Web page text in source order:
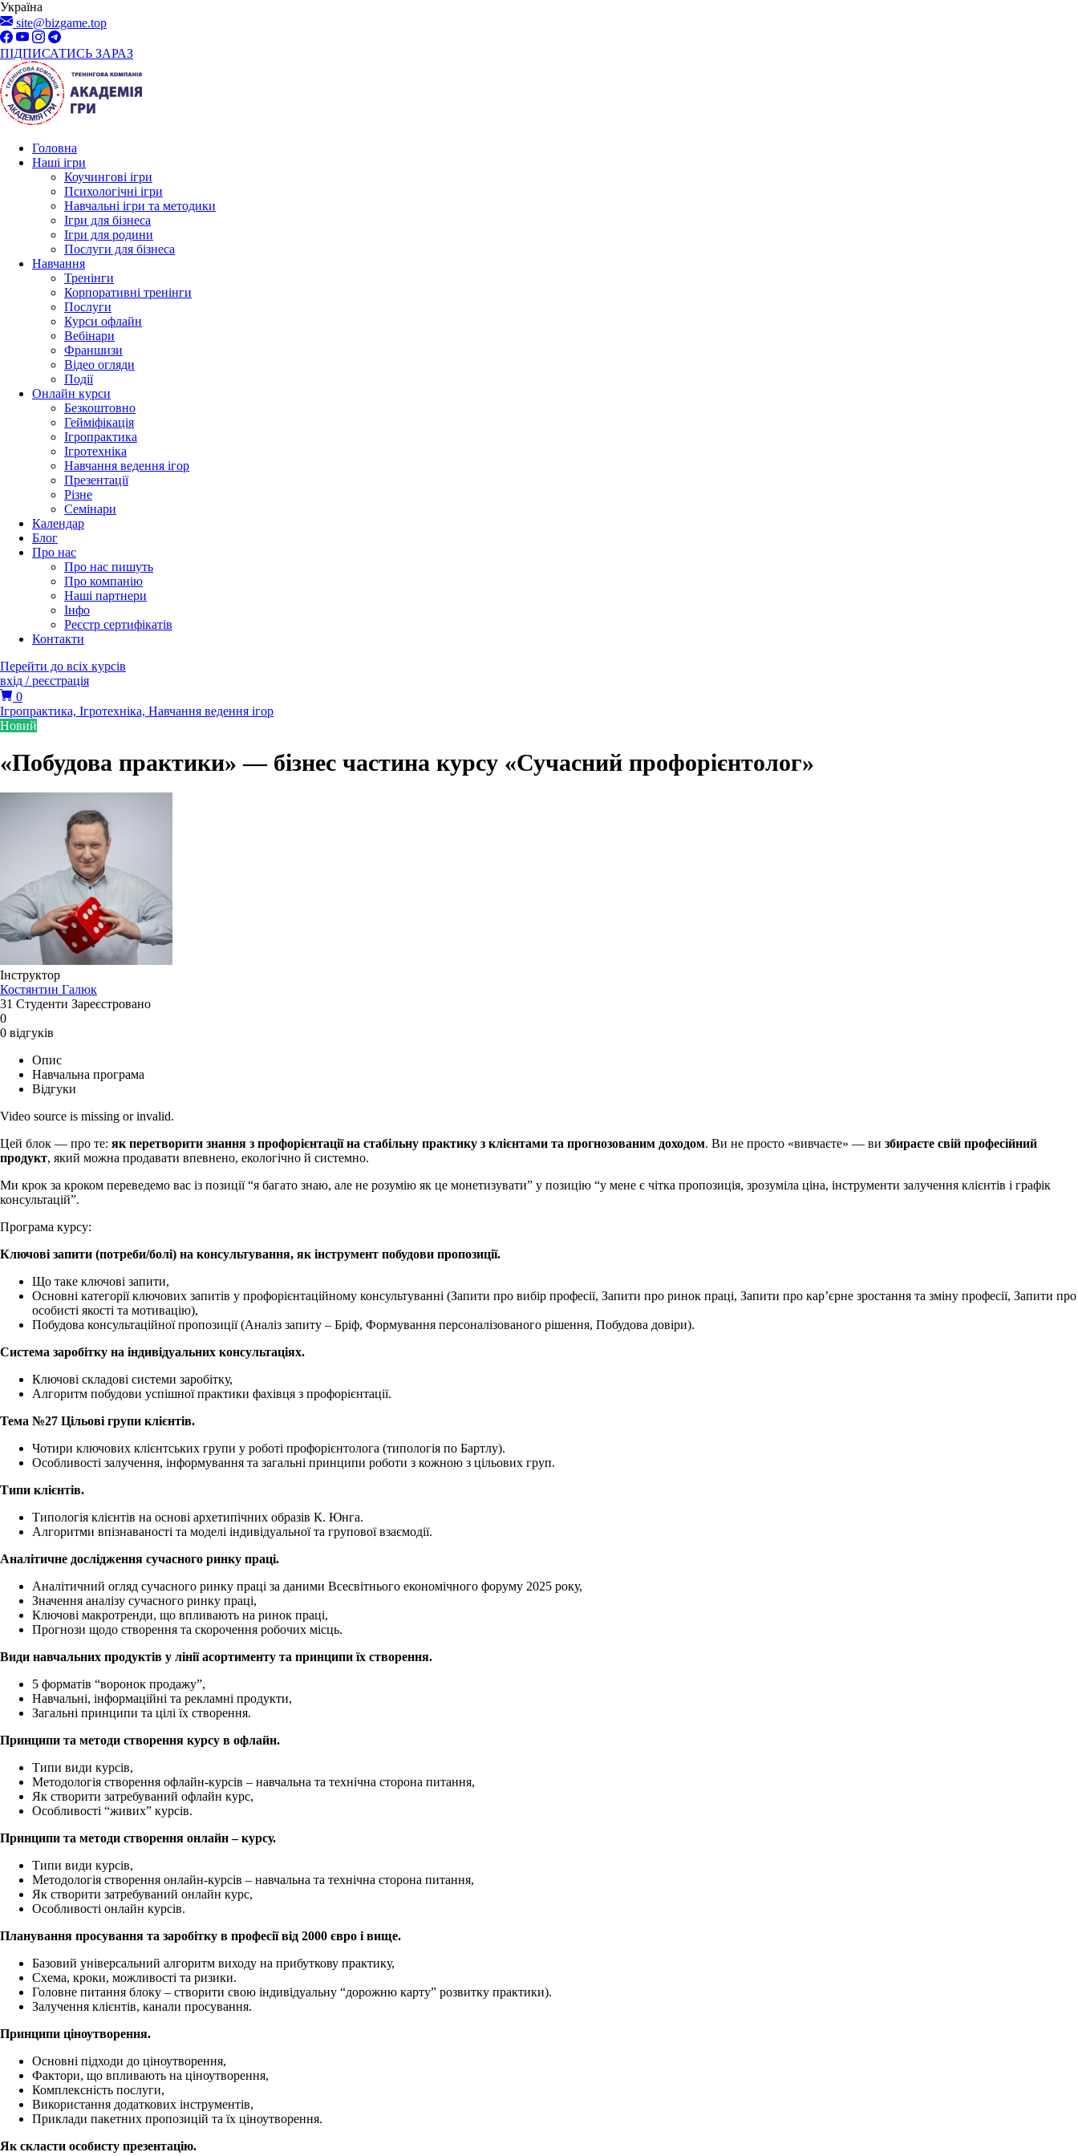
Україна
site@bizgame.top
ПІДПИСАТИСЬ ЗАРАЗ
Головна
Наші ігри
Коучингові ігри
Психологічні ігри
Навчальні ігри та методики
Ігри для бізнеса
Ігри для родини
Послуги для бізнеса
Навчання
Тренінги
Корпоративні тренінги
Послуги
Курси офлайн
Вебінари
Франшизи
Відео огляди
Події
Онлайн курси
Безкоштовно
Гейміфікація
Ігропрактика
Ігротехніка
Навчання ведення ігор
Презентації
Різне
Семінари
Календар
Блог
Про нас
Про нас пишуть
Про компанію
Наші партнери
Інфо
Реєстр сертифікатів
Контакти
Перейти до всіх курсів
вхід / реєстрація
0
Ігропрактика, Ігротехніка, Навчання ведення ігор
Новий
«Побудова практики» — бізнес частина курсу «Сучасний профорієнтолог»
Інструктор
Костянтин Галюк
31 Студенти Зареєстровано
0
0 відгуків
Опис
Навчальна програма
Відгуки
Video source is missing or invalid.
Цей блок — про те: як перетворити знання з профорієнтації на стабільну практику з клієнтами та прогнозованим доходом. Ви не просто «вивчаєте» — ви збираєте свій професійний
продукт, який можна продавати впевнено, екологічно й системно.
Ми крок за кроком переведемо вас із позиції “я багато знаю, але не розумію як це монетизувати” у позицію “у мене є чітка пропозиція, зрозуміла ціна, інструменти залучення клієнтів і графік
консультацій”.
Програма курсу:
Ключові запити (потреби/болі) на консультування, як інструмент побудови пропозиції.
Що таке ключові запити,
Основні категорії ключових запитів у профорієнтаційному консультуванні (Запити про вибір професії, Запити про ринок праці, Запити про кар’єрне зростання та зміну професії, Запити про
особисті якості та мотивацію),
Побудова консультаційної пропозиції (Аналіз запиту – Бріф, Формування персоналізованого рішення, Побудова довіри).
Система заробітку на індивідуальних консультаціях.
Ключові складові системи заробітку,
Алгоритм побудови успішної практики фахівця з профорієнтації.
Тема №27 Цільові групи клієнтів.
Чотири ключових клієнтських групи у роботі профорієнтолога (типологія по Бартлу).
Особливості залучення, інформування та загальні принципи роботи з кожною з цільових груп.
Типи клієнтів.
Типологія клієнтів на основі архетипічних образів К. Юнга.
Алгоритми впізнаваності та моделі індивідуальної та групової взаємодії.
Аналітичне дослідження сучасного ринку праці.
Аналітичний огляд сучасного ринку праці за даними Всесвітнього економічного форуму 2025 року,
Значення аналізу сучасного ринку праці,
Ключові макротренди, що впливають на ринок праці,
Прогнози щодо створення та скорочення робочих місць.
Види навчальних продуктів у лінії асортименту та принципи їх створення.
5 форматів “воронок продажу”,
Навчальні, інформаційні та рекламні продукти,
Загальні принципи та цілі їх створення.
Принципи та методи створення курсу в офлайн.
Типи види курсів,
Методологія створення офлайн-курсів – навчальна та технічна сторона питання,
Як створити затребуваний офлайн курс,
Особливості “живих” курсів.
Принципи та методи створення онлайн – курсу.
Типи види курсів,
Методологія створення онлайн-курсів – навчальна та технічна сторона питання,
Як створити затребуваний онлайн курс,
Особливості онлайн курсів.
Планування просування та заробітку в професії від 2000 євро і вище.
Базовий універсальний алгоритм виходу на прибуткову практику,
Схема, кроки, можливості та ризики.
Головне питання блоку – створити свою індивідуальну “дорожню карту” розвитку практики).
Залучення клієнтів, канали просування.
Принципи ціноутворення.
Основні підходи до ціноутворення,
Фактори, що впливають на ціноутворення,
Комплексність послуги,
Використання додаткових інструментів,
Приклади пакетних пропозицій та їх ціноутворення.
Як скласти особисту презентацію.